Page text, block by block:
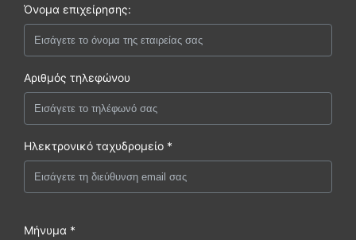
Όνομα επιχείρησης:
Αριθμός τηλεφώνου
Ηλεκτρονικό ταχυδρομείο *
Μήνυμα *